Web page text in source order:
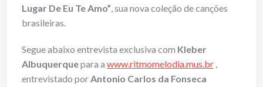
Lugar De Eu Te Amo”, sua nova coleção de canções
brasileiras.
Segue abaixo entrevista exclusiva com Kleber
Albuquerquepara a www.ritmomelodia.mus.br ,
entrevistado porAntonio Carlos da Fonseca